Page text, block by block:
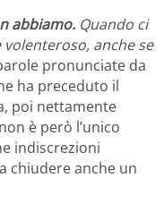
abbiamo. Quando ci
anche se
pronunciate da
ha preceduto il
poi nettamente
è però l’unico
indiscrezioni
chiudere anche un